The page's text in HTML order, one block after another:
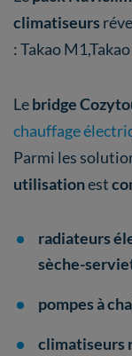
climatiseurs
: Takao
Lebridge
chauffage
Parmi les
utilisationest
radiateurs
sèche-
pompes à
climatiseurs